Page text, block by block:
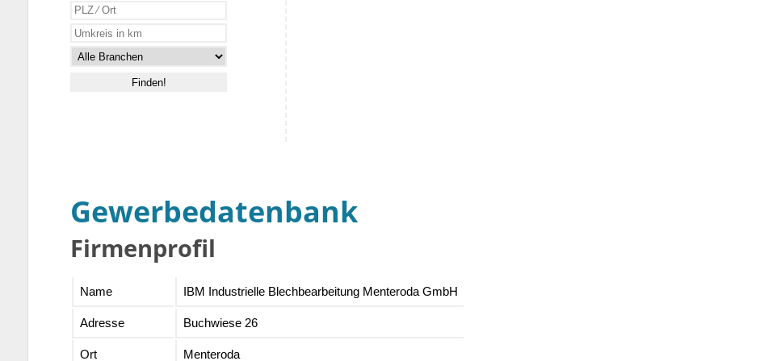
Gewerbedatenbank
Firmenprofil
Name IBM Industrielle Blechbearbeitung Menteroda GmbH
Adresse Buchwiese 26
Ort Menteroda